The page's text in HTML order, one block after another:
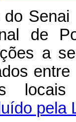
Senai
de
a
pela